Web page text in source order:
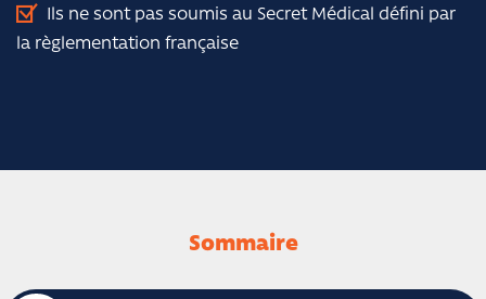
Ils ne sont pas soumis au Secret Médical défini par
la règlementation française
Sommaire